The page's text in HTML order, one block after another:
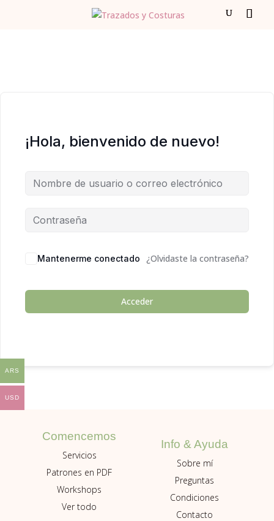
¡Hola, bienvenido de nuevo!
Mantenerme conectado ¿Olvidaste la contraseña?
Acceder
Comencemos
Servicios
Patrones en PDF
Workshops
Ver todo
Info & Ayuda
Sobre mí
Preguntas
Condiciones
Contacto
ARS
USD